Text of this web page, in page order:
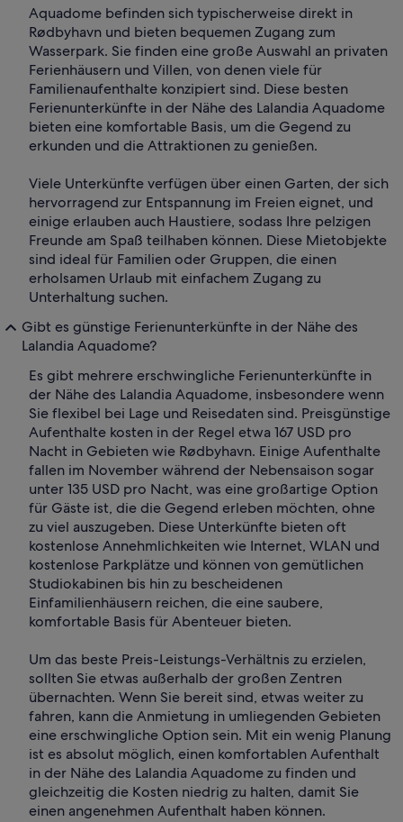
Aquadome befinden sich typischerweise direkt in
Rødbyhavn und bieten bequemen Zugang zum
Wasserpark. Sie finden eine große Auswahl an privaten
Ferienhäusern und Villen, von denen viele für
Familienaufenthalte konzipiert sind. Diese besten
Ferienunterkünfte in der Nähe des Lalandia Aquadome
bieten eine komfortable Basis, um die Gegend zu
erkunden und die Attraktionen zu genießen.
Viele Unterkünfte verfügen über einen Garten, der sich
hervorragend zur Entspannung im Freien eignet, und
einige erlauben auch Haustiere, sodass Ihre pelzigen
Freunde am Spaß teilhaben können. Diese Mietobjekte
sind ideal für Familien oder Gruppen, die einen
erholsamen Urlaub mit einfachem Zugang zu
Unterhaltung suchen.
Gibt es günstige Ferienunterkünfte in der Nähe des
Lalandia Aquadome?
Es gibt mehrere erschwingliche Ferienunterkünfte in
der Nähe des Lalandia Aquadome, insbesondere wenn
Sie flexibel bei Lage und Reisedaten sind. Preisgünstige
Aufenthalte kosten in der Regel etwa 167 USD pro
Nacht in Gebieten wie Rødbyhavn. Einige Aufenthalte
fallen im November während der Nebensaison sogar
unter 135 USD pro Nacht, was eine großartige Option
für Gäste ist, die die Gegend erleben möchten, ohne
zu viel auszugeben. Diese Unterkünfte bieten oft
kostenlose Annehmlichkeiten wie Internet, WLAN und
kostenlose Parkplätze und können von gemütlichen
Studiokabinen bis hin zu bescheidenen
Einfamilienhäusern reichen, die eine saubere,
komfortable Basis für Abenteuer bieten.
Um das beste Preis-Leistungs-Verhältnis zu erzielen,
sollten Sie etwas außerhalb der großen Zentren
übernachten. Wenn Sie bereit sind, etwas weiter zu
fahren, kann die Anmietung in umliegenden Gebieten
eine erschwingliche Option sein. Mit ein wenig Planung
ist es absolut möglich, einen komfortablen Aufenthalt
in der Nähe des Lalandia Aquadome zu finden und
gleichzeitig die Kosten niedrig zu halten, damit Sie
einen angenehmen Aufenthalt haben können.